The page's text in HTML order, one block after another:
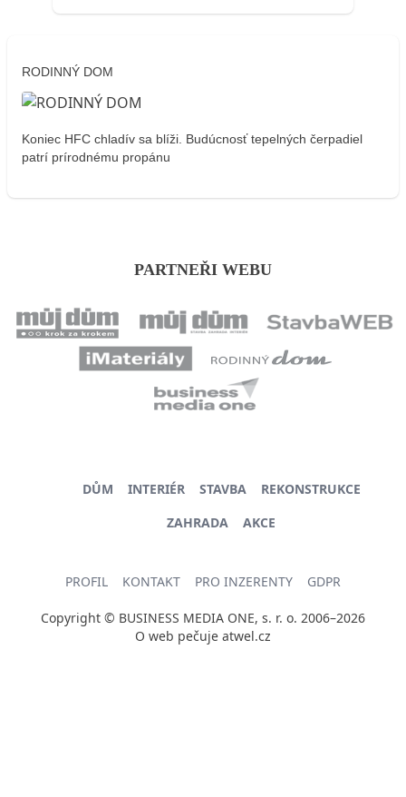
RODINNÝ DOM
Koniec HFC chladív sa blíži. Budúcnosť tepelných čerpadiel
patrí prírodnému propánu
PARTNEŘI WEBU
DŮM INTERIÉR STAVBA
REKONSTRUKCE
ZAHRADA
AKCE
PROFIL KONTAKT PRO INZERENTY GDPR
Copyright © BUSINESS MEDIA ONE, s. r. o. 2006–2026